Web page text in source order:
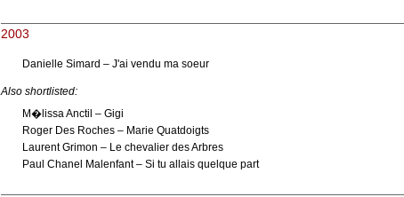
2003
Danielle Simard – J'ai vendu ma soeur
Also shortlisted:
M�lissa Anctil – Gigi
Roger Des Roches – Marie Quatdoigts
Laurent Grimon – Le chevalier des Arbres
Paul Chanel Malenfant – Si tu allais quelque part